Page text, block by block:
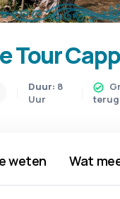
Tour
Duur: 8
Uur
weten Wat